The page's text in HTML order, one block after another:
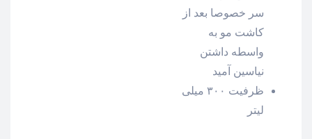
سر خصوصا بعد از
کاشت مو به
واسطه داشتن
نیاسین آمید
ظرفیت ۳۰۰ میلی
لیتر